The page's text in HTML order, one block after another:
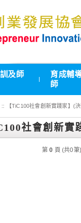
及師
育成輔
師
:: 【TiC100社會創新實踐家】(
社會創新實
第0 頁 (共